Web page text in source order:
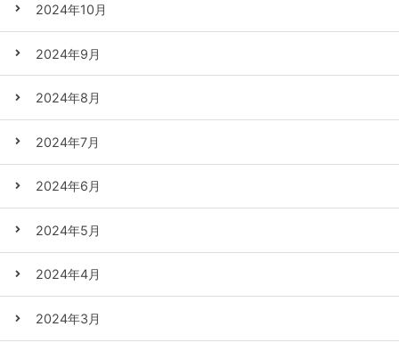
2024年10月
2024年9月
2024年8月
2024年7月
2024年6月
2024年5月
2024年4月
2024年3月